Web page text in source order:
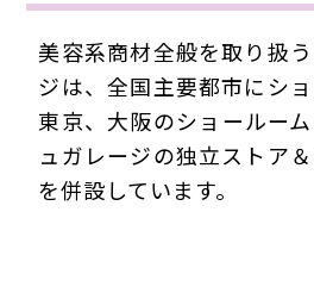
美容系商材全般を取り扱
ジは、全国主要都市にショ
東京、大阪のショールー
ュガレージの独立ストア
を併設しています。